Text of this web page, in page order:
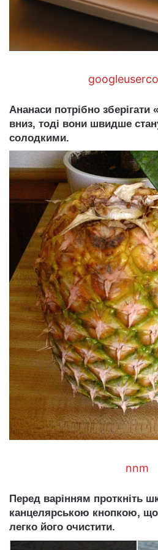
Ананаси потрібно зберігати
вниз, тоді вони швидше
солодкими.
nnm
Перед варінням проткніть
канцелярською кнопкою,
легко його очистити.